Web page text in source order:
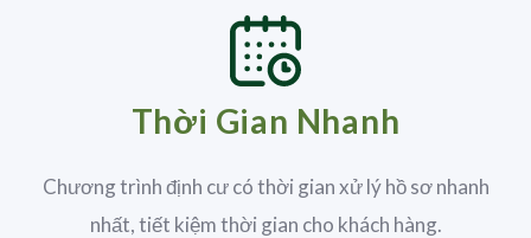
Thời Gian Nhanh
Chương trình định cư có thời gian xử lý hồ sơ nhanh
nhất, tiết kiệm thời gian cho khách hàng.